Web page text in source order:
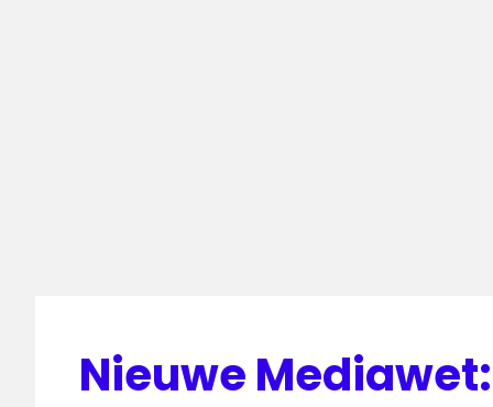
Nieuwe